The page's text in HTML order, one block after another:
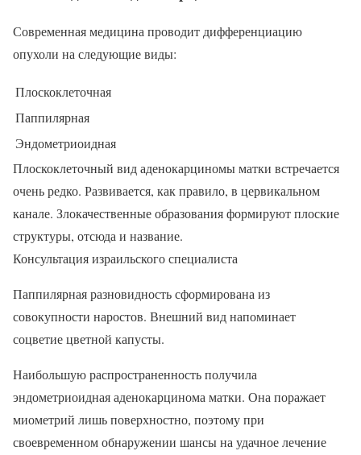
Современная медицина проводит дифференциацию
опухоли на следующие виды:
Плоскоклеточная
Паппилярная
Эндометриоидная
Плоскоклеточный вид аденокарциномы матки встречается
очень редко. Развивается, как правило, в цервикальном
канале. Злокачественные образования формируют плоские
структуры, отсюда и название.
Консультация израильского специалиста
Паппилярная разновидность сформирована из
совокупности наростов. Внешний вид напоминает
соцветие цветной капусты.
Наибольшую распространенность получила
эндометриоидная аденокарцинома матки. Она поражает
миометрий лишь поверхностно, поэтому при
своевременном обнаружении шансы на удачное лечение